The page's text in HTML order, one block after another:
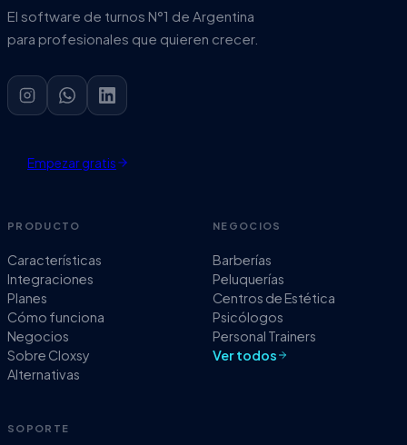
El software de turnos N°1 de Argentina
para profesionales que quieren crecer.
Empezar gratis
PRODUCTO
Características
Integraciones
Planes
Cómo funciona
Negocios
Sobre Cloxsy
Alternativas
NEGOCIOS
Barberías
Peluquerías
Centros de Estética
Psicólogos
Personal Trainers
Ver todos
SOPORTE